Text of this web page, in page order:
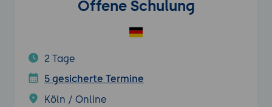
Offene Schulung
2 Tage
5 gesicherte Termine
Köln / Online